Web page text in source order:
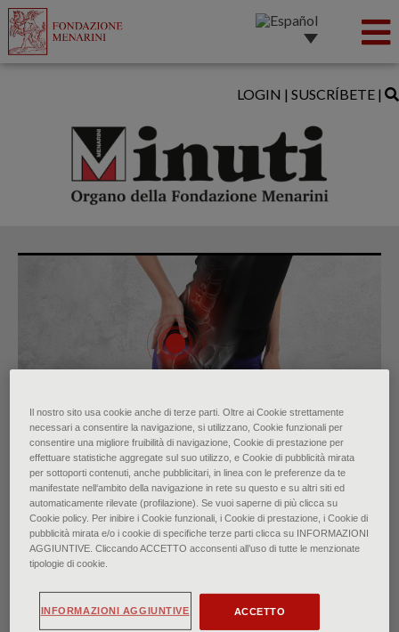
LOGIN | SUSCRÍBETE |
Dolor de Cadera en Adultos:
Evaluación y Diagnóstico
Diferencial
di Rachel Chamberlain
Il nostro sito usa cookie anche di terze parti. Oltre ai Cookie strettamente
necessari a consentire la navigazione, si utilizzano, Cookie funzionali per
consentire una migliore fruibilità di navigazione, Cookie di prestazione per
effettuare statistiche aggregate sul suo utilizzo, e Cookie di pubblicità mirata
per sottoporti contenuti, anche pubblicitari, in linea con le preferenze da te
manifestate nell‘ambito della navigazione in rete su questo e su altri siti ed
automaticamente rilevate (profilazione). Se vuoi saperne di più clicca su
Cookie policy. Per inibire i Cookie funzionali, i Cookie di prestazione, i Cookie di
pubblicità mirata e/o i cookie di specifiche terze parti clicca su INFORMAZIONI
AGGIUNTIVE. Cliccando ACCETTO acconsenti all’uso di tutte le menzionate
tipologie di cookie.
ACCETTO
INFORMAZIONI AGGIUNTIVE